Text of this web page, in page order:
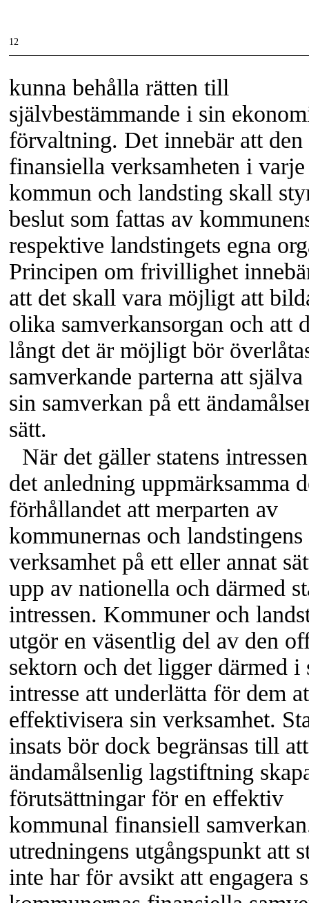
12
kunna behålla rätten till
självbestämmande i sin
förvaltning. Det innebär att den
finansiella verksamheten i varje
kommun och landsting skall
beslut som fattas av
respektive landstingets egna
Principen om frivillighet
att det skall vara möjligt att
olika samverkansorgan och att
långt det är möjligt bör
samverkande parterna att
sin samverkan på ett
sätt.
När det gäller statens
det anledning uppmärksamma
förhållandet att merparten av
kommunernas och landstingens
verksamhet på ett eller annat
upp av nationella och därmed
intressen. Kommuner och
utgör en väsentlig del av den
sektorn och det ligger därmed i
intresse att underlätta för dem
effektivisera sin verksamhet.
insats bör dock begränsas till
ändamålsenlig lagstiftning
förutsättningar för en effektiv
kommunal finansiell
utredningens utgångspunkt att
inte har för avsikt att engagera